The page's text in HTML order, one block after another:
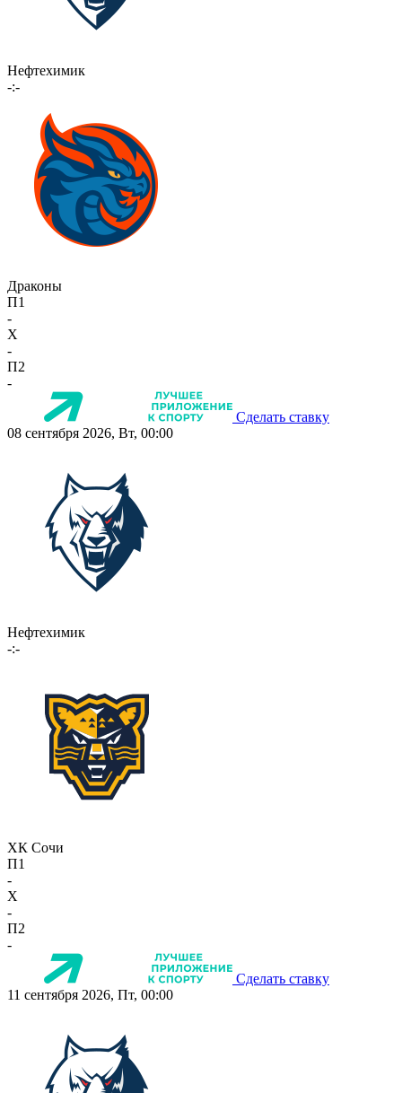
Нефтехимик
-:-
Драконы
П1
-
X
-
П2
-
Сделать ставку
08 сентября 2026, Вт, 00:00
Нефтехимик
-:-
ХК Сочи
П1
-
X
-
П2
-
Сделать ставку
11 сентября 2026, Пт, 00:00